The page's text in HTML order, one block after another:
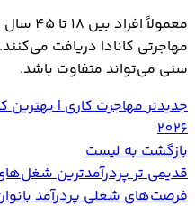
معمولاً
مهاجرتی کانادا دریافت
سنی می‌تواند متفاوت باشد.
جدیدترمهاجرت کاری | بهترین
2026
بازگشت به لیست
قدیمی تر
فرصت‌های شغلی پردرآمد